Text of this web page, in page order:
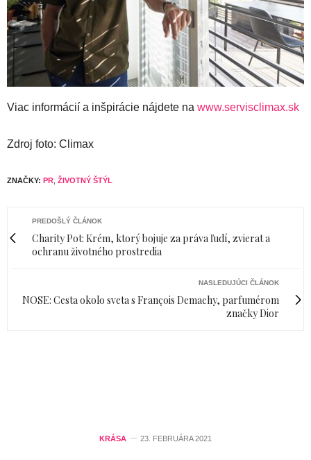
Viac informácií a inšpirácie nájdete na www.servisclimax.sk
Zdroj foto: Climax
ZNAČKY: PR ŽIVOTNÝ ŠTÝL
PREDOŠLÝ ČLÁNOK
Charity Pot: Krém, ktorý bojuje za práva ľudí, zvierat a
ochranu životného prostredia
NASLEDUJÚCI ČLÁNOK
NOSE: Cesta okolo sveta s François Demachy, parfumérom
značky Dior
KRÁSA 23. FEBRUÁRA 2021